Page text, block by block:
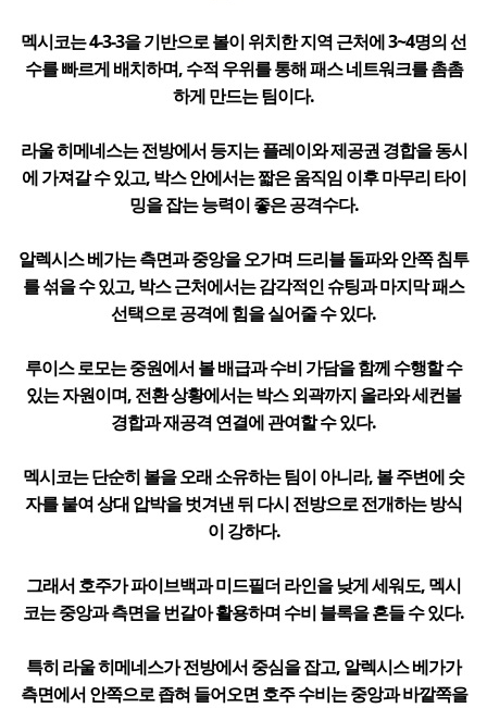
멕시코는 4-3-3을 기반으로 볼이 위치한 지역 근처에 3~4명의 선
수를 빠르게 배치하며, 수적 우위를 통해 패스 네트워크를 촘촘
하게 만드는 팀이다.
라울 히메네스는 전방에서 등지는 플레이와 제공권 경합을 동시
에 가져갈 수 있고, 박스 안에서는 짧은 움직임 이후 마무리 타이
밍을 잡는 능력이 좋은 공격수다.
알렉시스 베가는 측면과 중앙을 오가며 드리블 돌파와 안쪽 침투
를 섞을 수 있고, 박스 근처에서는 감각적인 슈팅과 마지막 패스
선택으로 공격에 힘을 실어줄 수 있다.
루이스 로모는 중원에서 볼 배급과 수비 가담을 함께 수행할 수
있는 자원이며, 전환 상황에서는 박스 외곽까지 올라와 세컨볼
경합과 재공격 연결에 관여할 수 있다.
멕시코는 단순히 볼을 오래 소유하는 팀이 아니라, 볼 주변에 숫
자를 붙여 상대 압박을 벗겨낸 뒤 다시 전방으로 전개하는 방식
이 강하다.
그래서 호주가 파이브백과 미드필더 라인을 낮게 세워도, 멕시
코는 중앙과 측면을 번갈아 활용하며 수비 블록을 흔들 수 있다.
특히 라울 히메네스가 전방에서 중심을 잡고, 알렉시스 베가가
측면에서 안쪽으로 좁혀 들어오면 호주 수비는 중앙과 바깥쪽을